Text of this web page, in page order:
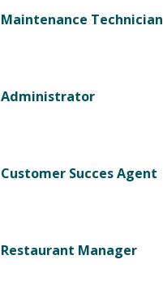
Maintenance Technician
Administrator
Customer Succes Agent
Restaurant Manager